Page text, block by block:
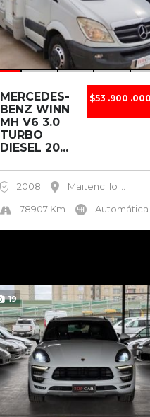
$53 .900 .000
MERCEDES-
BENZ WINN
MH V6 3.0
TURBO
DIESEL 20...
2008 Maitencillo
78907 Km
Automática
19